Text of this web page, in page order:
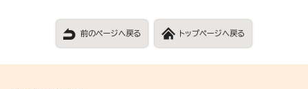
前のページへ戻る トップページへ戻る